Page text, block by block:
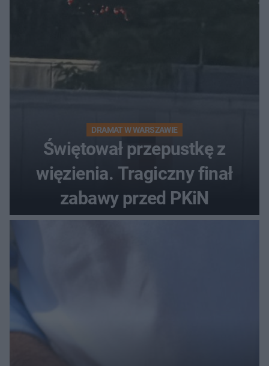
DRAMAT W WARSZAWIE
Świętował przepustkę z
więzienia. Tragiczny finał
zabawy przed PKiN